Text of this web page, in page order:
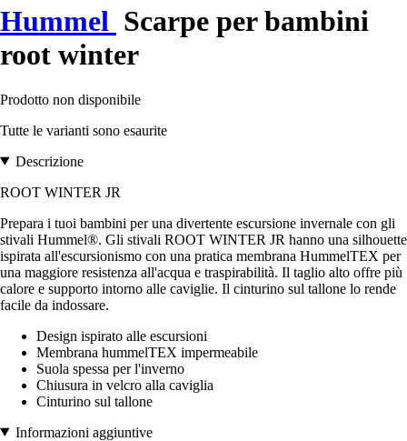
Hummel Scarpe per bambini
root winter
Prodotto non disponibile
Tutte le varianti sono esaurite
Descrizione
ROOT WINTER JR
Prepara i tuoi bambini per una divertente escursione invernale con gli
stivali Hummel®. Gli stivali ROOT WINTER JR hanno una silhouette
ispirata all'escursionismo con una pratica membrana HummelTEX per
una maggiore resistenza all'acqua e traspirabilità. Il taglio alto offre più
calore e supporto intorno alle caviglie. Il cinturino sul tallone lo rende
facile da indossare.
Design ispirato alle escursioni
Membrana hummelTEX impermeabile
Suola spessa per l'inverno
Chiusura in velcro alla caviglia
Cinturino sul tallone
Informazioni aggiuntive